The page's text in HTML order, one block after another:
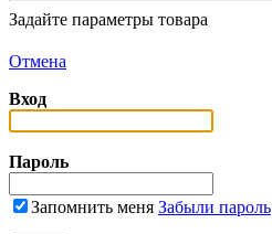
Задайте параметры товара
Отмена
Вход
Пароль
Запомнить меня Забыли пароль